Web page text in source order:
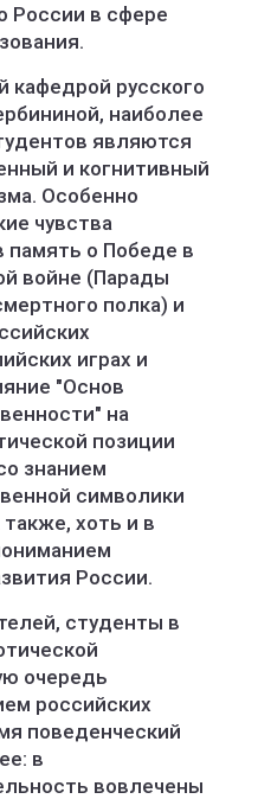
России в сфере
русского
наиболее
являются
и когнитивный
Особенно
чувства
память о Победе в
войне (Парады
полка) и
играх и
"Основ
на
позиции
знанием
символики
также, хоть и в
России.
студенты в
очередь
российских
поведенческий
в
вовлечены